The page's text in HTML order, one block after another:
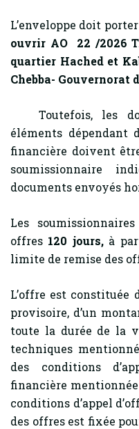
L’enveloppe doit
ouvrir AO 22 /2026
quartier Hached et
Chebba- Gouvernorat
Toutefois, les
éléments dépendant
financière doivent
soumissionnaire
documents envoyés
Les
offres 120 jours,à
limite de remise des
L’offre est constituée
provisoire, d’un
toute la durée de la
techniques
des conditions
financière
conditions d’appel
des offres est fixée